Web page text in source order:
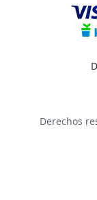
Derechos